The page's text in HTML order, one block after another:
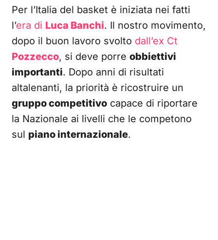
Per l’Italia del basket è iniziata nei fatti
l’era di Luca Banchi. Il nostro movimento,
dopo il buon lavoro svolto dall’ex Ct
Pozzecco, si deve porre obbiettivi
importanti. Dopo anni di risultati
altalenanti, la priorità è ricostruire un
gruppo competitivo capace di riportare
la Nazionale ai livelli che le competono
sul piano internazionale.